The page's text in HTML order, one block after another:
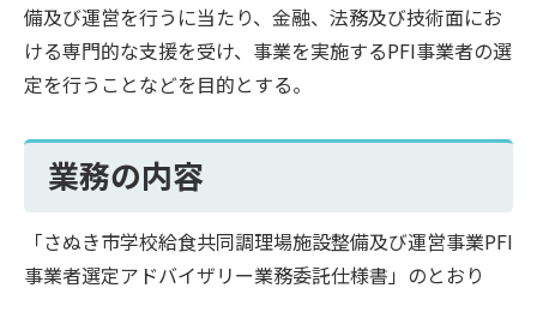
備及び運営を行うに当たり、金融、法務及び技術面にお
ける専門的な支援を受け、事業を実施するPFI事業者の選
定を行うことなどを目的とする。
業務の内容
「さぬき市学校給食共同調理場施設整備及び運営事業PFI
事業者選定アドバイザリー業務委託仕様書」のとおり